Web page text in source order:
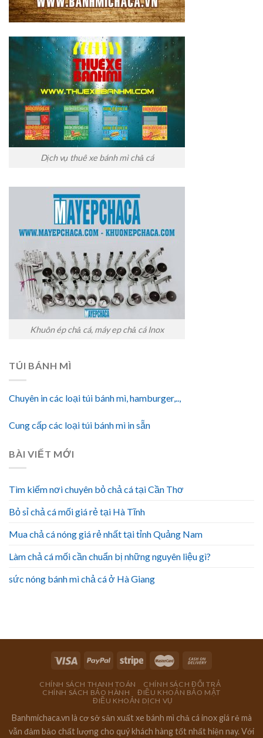
Dịch vụ thuê xe bánh mì chả cá
Khuôn ép chả cá, máy ep chả cá Inox
TÚI BÁNH MÌ
Chuyên in các loại túi bánh mì, hamburger,..,
Cung cấp các loại túi bánh mì in sẵn
BÀI VIẾT MỚI
Tìm kiếm nơi chuyên bỏ chả cá tại Cần Thơ
Bỏ sỉ chả cá mối giá rẻ tại Hà Tĩnh
Mua chả cá nóng giá rẻ nhất tại tỉnh Quảng Nam
Làm chả cá mối cần chuẩn bị những nguyên liệu gì?
sức nóng bánh mì chả cá ở Hà Giang
CHÍNH SÁCH THANH TOÁN
CHÍNH SÁCH ĐỔI TRẢ
CHÍNH SÁCH BẢO HÀNH
ĐIỀU KHOẢN BẢO MẬT
ĐIỀU KHOẢN DỊCH VỤ
Banhmichaca.vn là cơ sở sản xuất xe bánh mì chả cá inox giá rẻ mà
vẫn đảm bảo chất lượng cho quý khách hàng tốt nhất hiện nay. Với